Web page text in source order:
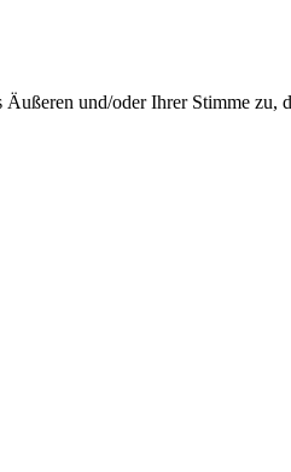
und/oder Ihrer Stimme